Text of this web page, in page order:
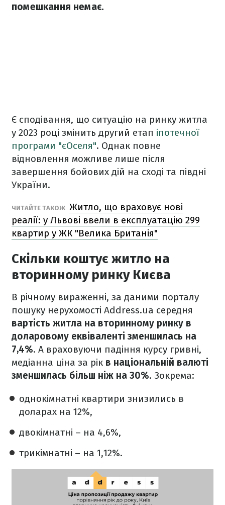
помешкання немає.
Є сподівання, що ситуацію на ринку житла
у 2023 році змінить другий етап іпотечної
програми "єОселя". Однак повне
відновлення можливе лише після
завершення бойових дій на сході та півдні
України.
ЧИТАЙТЕ ТАКОЖ Житло, що враховує нові
реалії: у Львові ввели в експлуатацію 299
квартир у ЖК "Велика Британія"
Скільки коштує житло на
вторинному ринку Києва
В річному вираженні, за даними порталу
пошуку нерухомості Address.ua середня
вартість житла на вторинному ринку в
доларовому еквіваленті зменшилась на
7,4%. А враховуючи падіння курсу гривні,
медіанна ціна за рік в національній валюті
зменшилась більш ніж на 30%. Зокрема:
однокімнатні квартири знизились в
доларах на 12%,
двокімнатні – на 4,6%,
трикімнатні – на 1,12%.